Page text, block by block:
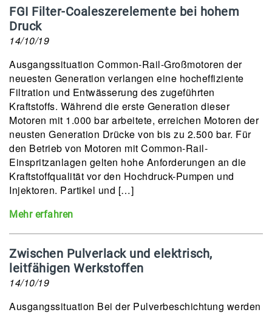
FGI Filter-Coaleszerelemente bei hohem
Druck
14/10/19
Ausgangssituation Common-Rail-Großmotoren der
neuesten Generation verlangen eine hocheffiziente
Filtration und Entwässerung des zugeführten
Kraftstoffs. Während die erste Generation dieser
Motoren mit 1.000 bar arbeitete, erreichen Motoren der
neusten Generation Drücke von bis zu 2.500 bar. Für
den Betrieb von Motoren mit Common-Rail-
Einspritzanlagen gelten hohe Anforderungen an die
Kraftstoffqualität vor den Hochdruck-Pumpen und
Injektoren. Partikel und […]
Mehr erfahren
Zwischen Pulverlack und elektrisch,
leitfähigen Werkstoffen
14/10/19
Ausgangssituation Bei der Pulverbeschichtung werden